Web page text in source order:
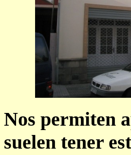
Nos permiten
suelen tener